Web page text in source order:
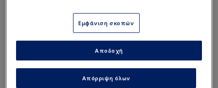
του με τη Μονακό ενόψει της νέας σεζόν, με τον
Αμερικανό να βρίσκεται ήδη στο Πριγκιπάτο και
να ετοιμάζεται για την επόμενη περίοδο, εκτός κι
αλλάξει κάτι εντυπωσιακά τις επόμενες ημέρες ή
εάν γίνει πρόταση που θα πλησιάζει το ένα
εκτοαμμύριο ευρώ!
Εμφάνιση σκοπών
Απόρριψη όλων
Αποδοχή